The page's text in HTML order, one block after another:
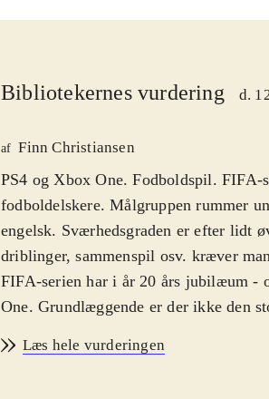
Bibliotekernes vurdering d.
af Finn Christiansen
PS4 og Xbox One. Fodboldspil. FIFA-
fodboldelskere. Målgruppen rummer
engelsk. Sværhedsgraden er efter lidt
driblinger, sammenspil osv. kræver
FIFA-serien har i år 20 års jubilæum -
One. Grundlæggende er der ikke den
sæsonen er med, så spillerne på
Læs hele vurderingen